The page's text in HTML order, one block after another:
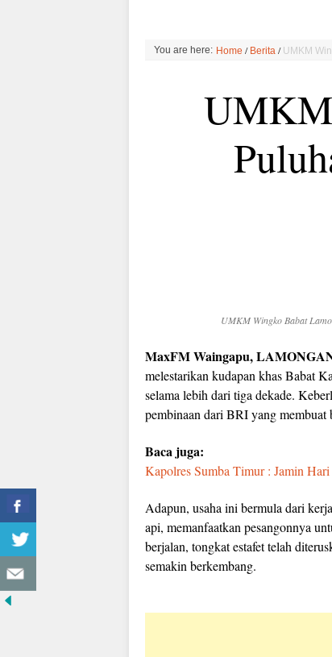
You are here: Home / Berita / UMKM
UMKM
UMKM Wingko Babat
MaxFM Waingapu,
melestarikan kudapan khas Babat
selama lebih dari tiga dekade.
pembinaan dari BRI yang membuat
Baca juga:
Kapolres Sumba Timur : Jamin
Adapun, usaha ini bermula dari
api, memanfaatkan pesangonnya
berjalan, tongkat estafet telah
semakin berkembang.